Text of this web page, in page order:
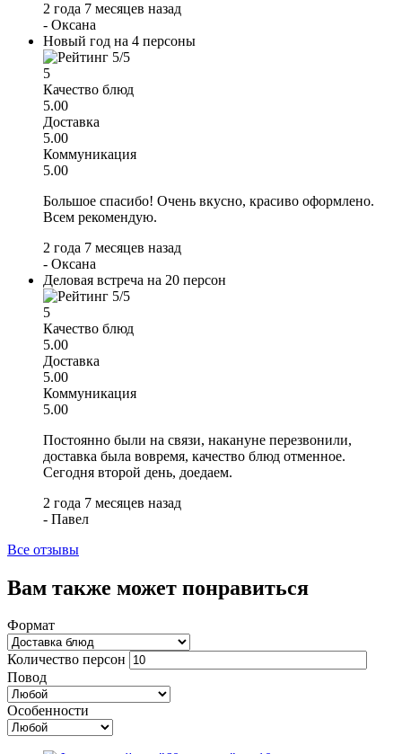
2 года 7 месяцев назад
- Оксана
Новый год на 4 персоны
5
Качество блюд
5.00
Доставка
5.00
Коммуникация
5.00
Большое спасибо! Очень вкусно, красиво оформлено.
Всем рекомендую.
2 года 7 месяцев назад
- Оксана
Деловая встреча на 20 персон
5
Качество блюд
5.00
Доставка
5.00
Коммуникация
5.00
Постоянно были на связи, накануне перезвонили,
доставка была вовремя, качество блюд отменное.
Сегодня второй день, доедаем.
2 года 7 месяцев назад
- Павел
Все отзывы
Вам также может понравиться
Формат
Количество персон
Повод
Особенности